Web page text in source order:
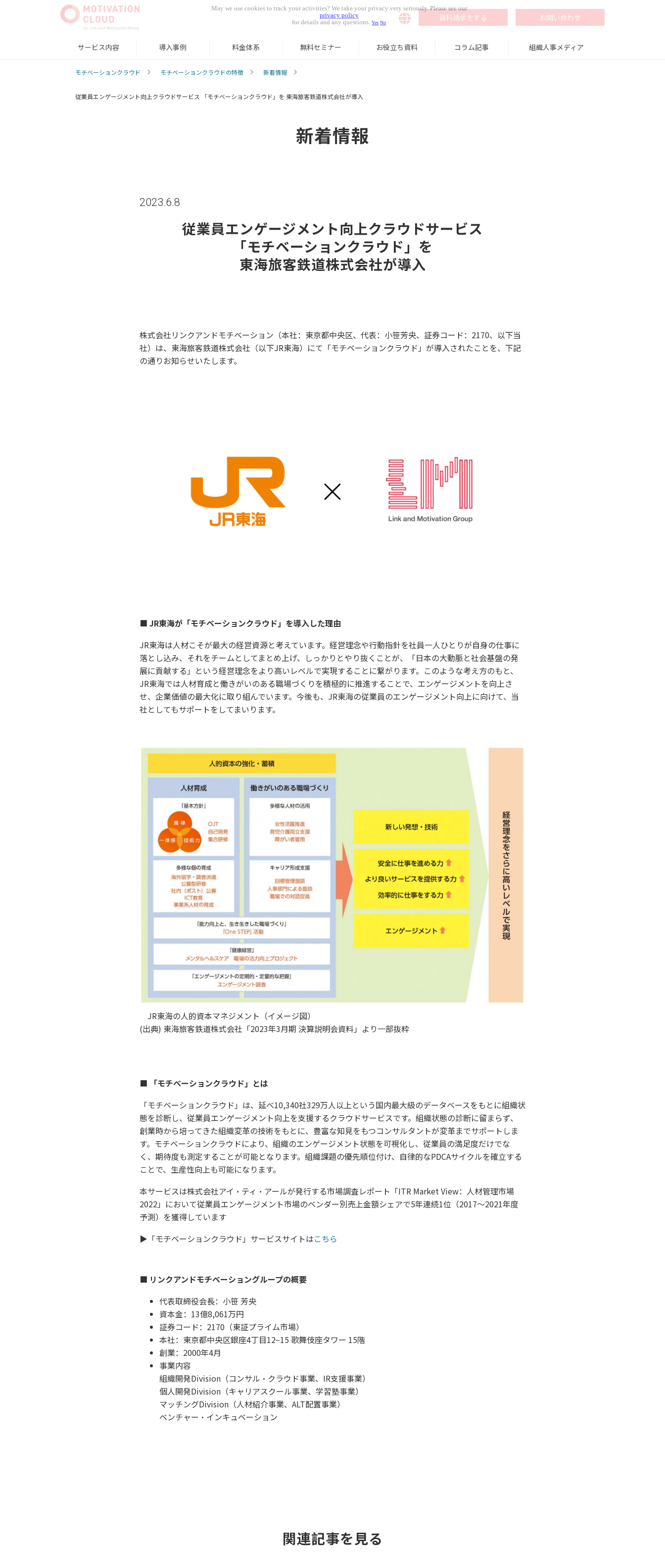
資料請求をする お問い合わせ
サービス内容 導入事例 料金体系 無料セミナー お役立ち資料 コラム記事 組織人事メディア
モチベーションクラウド モチベーションクラウドの特徴 新着情報
従業員エンゲージメント向上クラウドサービス 「モチベーションクラウド」を 東海旅客鉄道株式会社が導入
新着情報
2023.6.8
従業員エンゲージメント向上クラウドサービス
「モチベーションクラウド」を
東海旅客鉄道株式会社が導入
株式会社リンクアンドモチベーション（本社：東京都中央区、代表：小笹芳央、証券コード：2170、以下当
社）は、東海旅客鉄道株式会社（以下JR東海）にて「モチベーションクラウド」が導入されたことを、下記
の通りお知らせいたします。
■ JR東海が「モチベーションクラウド」を導入した理由
JR東海は人材こそが最大の経営資源と考えています。経営理念や行動指針を社員一人ひとりが自身の仕事に
落とし込み、それをチームとしてまとめ上げ、しっかりとやり抜くことが、「日本の大動脈と社会基盤の発
展に貢献する」という経営理念をより高いレベルで実現することに繋がります。このような考え方のもと、
JR東海では人材育成と働きがいのある職場づくりを積極的に推進することで、エンゲージメントを向上さ
せ、企業価値の最大化に取り組んでいます。今後も、JR東海の従業員のエンゲージメント向上に向けて、当
社としてもサポートをしてまいります。
JR東海の人的資本マネジメント（イメージ図）
(出典) 東海旅客鉄道株式会社「2023年3月期 決算説明会資料」より一部抜粋
■ 「モチベーションクラウド」とは
「モチベーションクラウド」は、延べ10,340社329万人以上という国内最大級のデータベースをもとに組織状
態を診断し、従業員エンゲージメント向上を支援するクラウドサービスです。組織状態の診断に留まらず、
創業時から培ってきた組織変革の技術をもとに、豊富な知見をもつコンサルタントが変革までサポートしま
す。モチベーションクラウドにより、組織のエンゲージメント状態を可視化し、従業員の満足度だけでな
く、期待度も測定することが可能となります。組織課題の優先順位付け、自律的なPDCAサイクルを確立する
ことで、生産性向上も可能になります。
本サービスは株式会社アイ・ティ・アールが発行する市場調査レポート「ITR Market View：人材管理市場
2022」において従業員エンゲージメント市場のベンダー別売上金額シェアで5年連続1位（2017～2021年度
予測）を獲得しています
▶「モチベーションクラウド」サービスサイトはこちら
■ リンクアンドモチベーショングループの概要
代表取締役会長：小笹 芳央
資本金：13億8,061万円
証券コード：2170（東証プライム市場）
本社：東京都中央区銀座4丁目12−15 歌舞伎座タワー 15階
創業：2000年4月
事業内容
組織開発Division（コンサル・クラウド事業、IR支援事業）
個人開発Division（キャリアスクール事業、学習塾事業）
マッチングDivision（人材紹介事業、ALT配置事業）
ベンチャー・インキュベーション
関連記事を見る
May we use cookies to track your activities? We take your privacy very seriously. Please see our
privacy policy
for details and any questions.Yes No